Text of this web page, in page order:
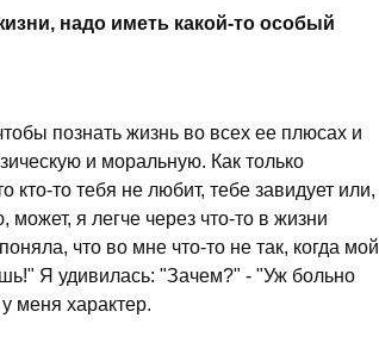
надо иметь какой-то особый
познать жизнь во всех ее плюсах и
и моральную. Как только
кто-то тебя не любит, тебе завидует или,
может, я легче через что-то в жизни
что во мне что-то не так, когда мой
Я удивилась: "Зачем?" - "Уж больно
меня характер.